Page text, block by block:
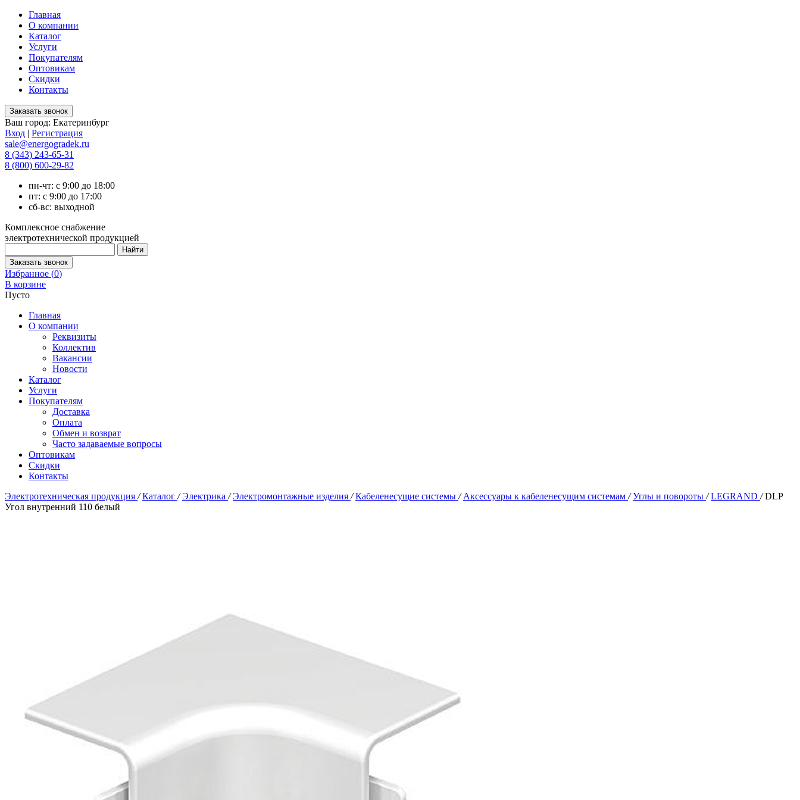
Главная
О компании
Каталог
Услуги
Покупателям
Оптовикам
Скидки
Контакты
Ваш город: Екатеринбург
Вход | Регистрация
sale@energogradek.ru
8 (343) 243-65-31
8 (800) 600-29-82
пн-чт: с 9:00 до 18:00
пт: с 9:00 до 17:00
сб-вс: выходной
Комплексное снабжение
электротехнической продукцией
Избранное (0)
В корзине
Пусто
Главная
О компании
Реквизиты
Коллектив
Вакансии
Новости
Каталог
Услуги
Покупателям
Доставка
Оплата
Обмен и возврат
Часто задаваемые вопросы
Оптовикам
Скидки
Контакты
Электротехническая продукция / Каталог / Электрика / Электромонтажные изделия / Кабеленесущие системы / Аксессуары к кабеленесущим системам / Углы и повороты / LEGRAND / DLP
Угол внутренний 110 белый